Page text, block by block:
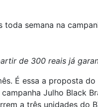
semana na
de 300 reais já
É essa a proposta
Julho Black
a três unidades do